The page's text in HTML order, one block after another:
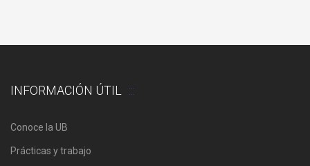
INFORMACIÓN ÚTIL
Conoce la UB
Prácticas y trabajo